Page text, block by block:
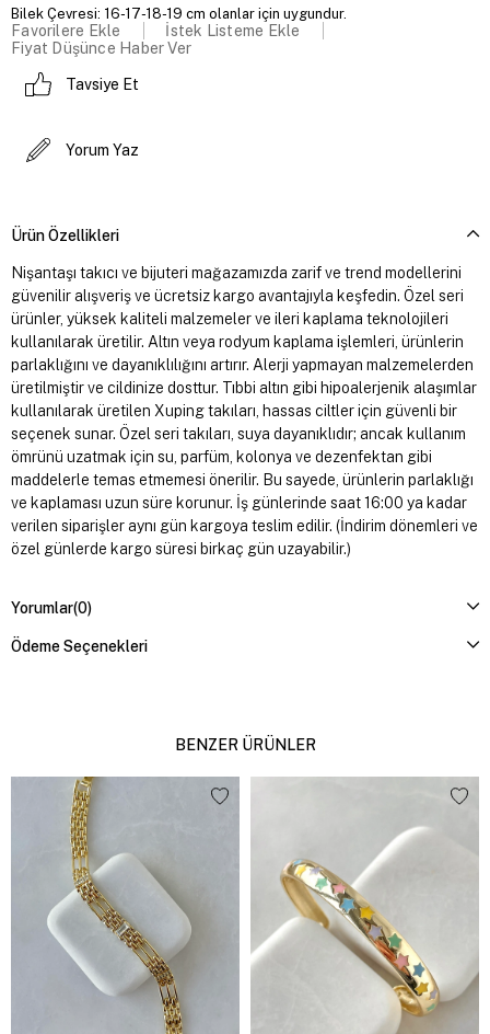
Bilek Çevresi: 16-17-18-19 cm olanlar için uygundur.
Favorilere Ekle
İstek Listeme Ekle
Fiyat Düşünce Haber Ver
Tavsiye Et
Yorum Yaz
Ürün Özellikleri
Nişantaşı takıcı ve bijuteri mağazamızda zarif ve trend modellerini
güvenilir alışveriş ve ücretsiz kargo avantajıyla keşfedin. Özel seri
ürünler, yüksek kaliteli malzemeler ve ileri kaplama teknolojileri
kullanılarak üretilir. Altın veya rodyum kaplama işlemleri, ürünlerin
parlaklığını ve dayanıklılığını artırır. Alerji yapmayan malzemelerden
üretilmiştir ve cildinize dosttur. Tıbbi altın gibi hipoalerjenik alaşımlar
kullanılarak üretilen Xuping takıları, hassas ciltler için güvenli bir
seçenek sunar. Özel seri takıları, suya dayanıklıdır; ancak kullanım
ömrünü uzatmak için su, parfüm, kolonya ve dezenfektan gibi
maddelerle temas etmemesi önerilir. Bu sayede, ürünlerin parlaklığı
ve kaplaması uzun süre korunur. İş günlerinde saat 16:00 ya kadar
verilen siparişler aynı gün kargoya teslim edilir. (İndirim dönemleri ve
özel günlerde kargo süresi birkaç gün uzayabilir.)
Yorumlar(0)
Ödeme Seçenekleri
BENZER ÜRÜNLER